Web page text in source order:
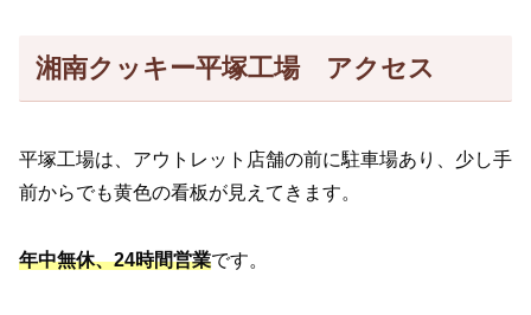
湘南クッキー平塚工場 アクセス
平塚工場は、アウトレット店舗の前に駐車場あり、少し手
前からでも黄色の看板が見えてきます。
年中無休、24時間営業です。